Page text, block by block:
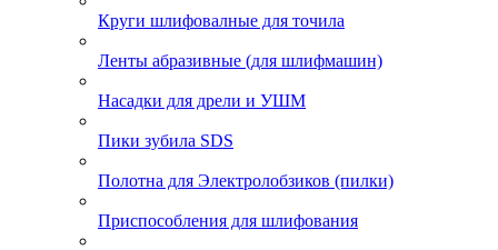
Круги шлифовалные для точила
Ленты абразивные (для шлифмашин)
Насадки для дрели и УШМ
Пики зубила SDS
Полотна для Электролобзиков (пилки)
Приспособления для шлифования